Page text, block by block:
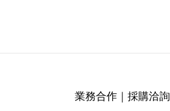
業務合作｜採購洽詢